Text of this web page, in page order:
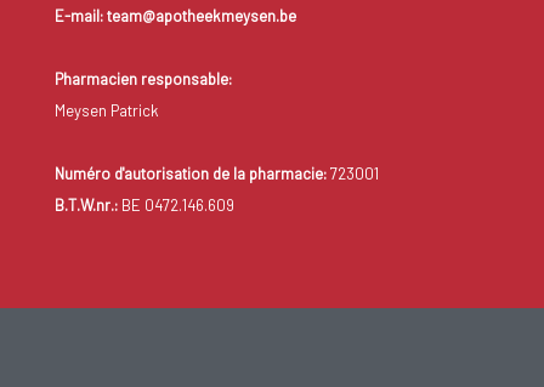
E-mail: team@apotheekmeysen.be
Pharmacien responsable:
Meysen Patrick
Numéro d'autorisation de la pharmacie:723001
B.T.W.nr.:BE 0472.146.609